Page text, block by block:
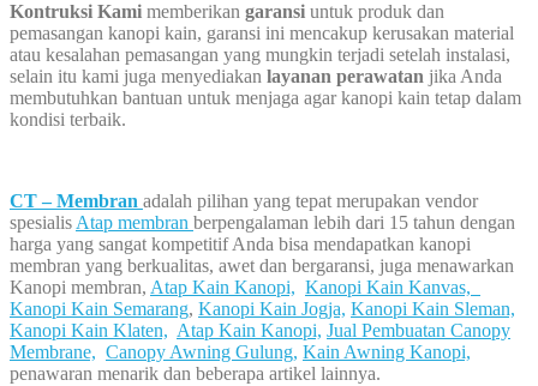
Kontruksi Kami memberikan garansi untuk produk dan
pemasangan kanopi kain, garansi ini mencakup kerusakan material
atau kesalahan pemasangan yang mungkin terjadi setelah instalasi,
selain itu kami juga menyediakan layanan perawatan jika Anda
membutuhkan bantuan untuk menjaga agar kanopi kain tetap dalam
kondisi terbaik.
CT – Membran adalah pilihan yang tepat merupakan vendor
spesialis Atap membran berpengalaman lebih dari 15 tahun dengan
harga yang sangat kompetitif Anda bisa mendapatkan kanopi
membran yang berkualitas, awet dan bergaransi, juga menawarkan
Kanopi membran, Atap Kain Kanopi, Kanopi Kain Kanvas,
Kanopi Kain Semarang, Kanopi Kain Jogja, Kanopi Kain Sleman,
Kanopi Kain Klaten, Atap Kain Kanopi, Jual Pembuatan Canopy
Membrane, Canopy Awning Gulung, Kain Awning Kanopi,
penawaran menarik dan beberapa artikel lainnya.